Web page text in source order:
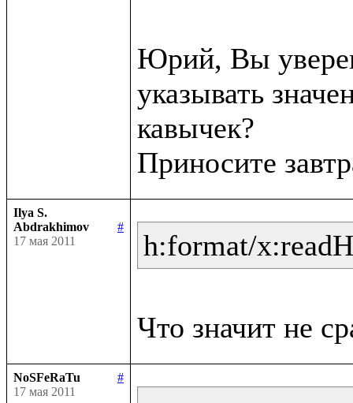
Юрий, Вы
указывать
кавычек?
Ilya S.
Abdrakhimov
#
17 мая 2011
h:format/
NoSFeRaTu
#
17 мая 2011